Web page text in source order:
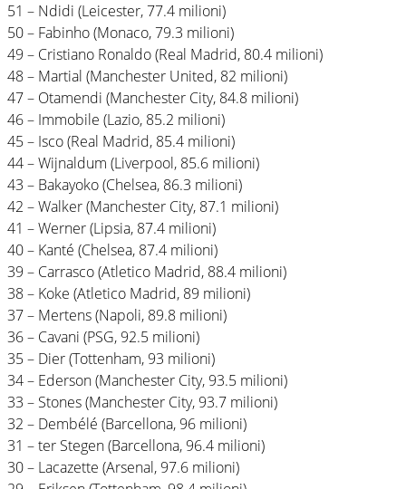
51 – Ndidi (Leicester, 77.4 milioni)
50 – Fabinho (Monaco, 79.3 milioni)
49 – Cristiano Ronaldo (Real Madrid, 80.4 milioni)
48 – Martial (Manchester United, 82 milioni)
47 – Otamendi (Manchester City, 84.8 milioni)
46 – Immobile (Lazio, 85.2 milioni)
45 – Isco (Real Madrid, 85.4 milioni)
44 – Wijnaldum (Liverpool, 85.6 milioni)
43 – Bakayoko (Chelsea, 86.3 milioni)
42 – Walker (Manchester City, 87.1 milioni)
41 – Werner (Lipsia, 87.4 milioni)
40 – Kanté (Chelsea, 87.4 milioni)
39 – Carrasco (Atletico Madrid, 88.4 milioni)
38 – Koke (Atletico Madrid, 89 milioni)
37 – Mertens (Napoli, 89.8 milioni)
36 – Cavani (PSG, 92.5 milioni)
35 – Dier (Tottenham, 93 milioni)
34 – Ederson (Manchester City, 93.5 milioni)
33 – Stones (Manchester City, 93.7 milioni)
32 – Dembélé (Barcellona, 96 milioni)
31 – ter Stegen (Barcellona, 96.4 milioni)
30 – Lacazette (Arsenal, 97.6 milioni)